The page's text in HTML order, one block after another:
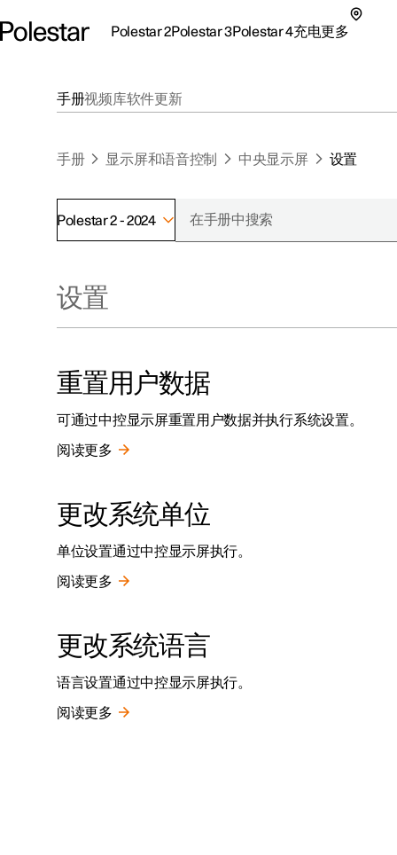
Polestar 2Polestar 3Polestar 4充电更多
探索Polestar 2
联系我们
极星官方二手车
探索Polestar 3
联系我们
探索Polestar 4
探索充电
公共充电
家庭充电
车主服务
新闻
手册视频库软件更新
手册 显示屏和语音控制 中央显示屏 设置
Polestar 2 - 2024
设置
重置用户数据
可通过中控显示屏重置用户数据并执行系统设置。
阅读更多
更改系统单位
单位设置通过中控显示屏执行。
阅读更多
更改系统语言
语言设置通过中控显示屏执行。
阅读更多